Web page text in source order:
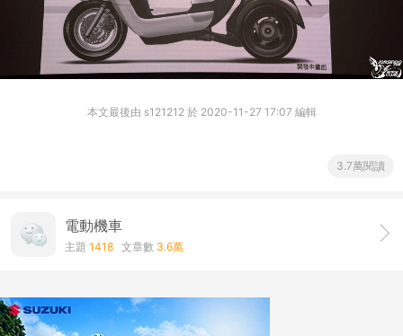
本文最後由 s121212 於 2020-11-27 17:07 編輯
3.7萬閱讀
電動機車
主題 1418 文章數 3.6萬